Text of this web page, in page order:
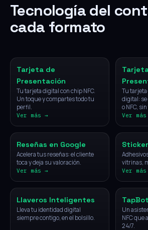
Tecnología del
cada formato
Tarjeta de
Presentación
Tu tarjeta digital con chip NFC.
Un toque y compartes todo tu
perfil.
Ver más →
Tu
digital: se
o NFC,
Ver
NFC
Reseñas en Google
Acelera tus reseñas: el cliente
toca y deja su valoración.
Ver más →
vitrinas,
Ver
NFC
Llaveros Inteligentes
Lleva tu identidad digital
siempre contigo, en el bolsillo.
TapBot
Un
NFC que
24/7.